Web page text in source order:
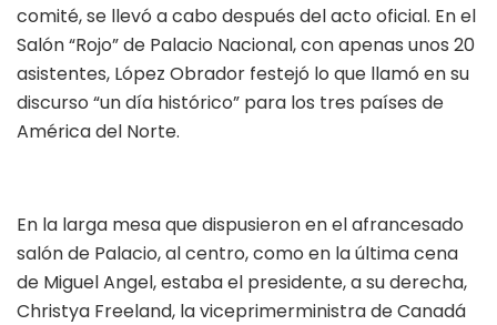
comité, se llevó a cabo después del acto oficial. En el
Salón “Rojo” de Palacio Nacional, con apenas unos 20
asistentes, López Obrador festejó lo que llamó en su
discurso “un día histórico” para los tres países de
América del Norte.
En la larga mesa que dispusieron en el afrancesado
salón de Palacio, al centro, como en la última cena
de Miguel Angel, estaba el presidente, a su derecha,
Christya Freeland, la viceprimerministra de Canadá